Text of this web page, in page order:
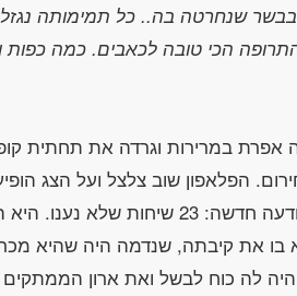
בבשר שנחרטה בה.. כל תמימותה
הכי טובה לכאבים. כמה כפות
אפרת במרירות וגרדה את תחתית
הפלאפון שוב צלצל ועל הצג
צלצולים הוא השתתק והבהבה הודעה
בו את קיבתה, שנדמה היה שהיא
לה כוח לבשל ואת ארון הממתקים